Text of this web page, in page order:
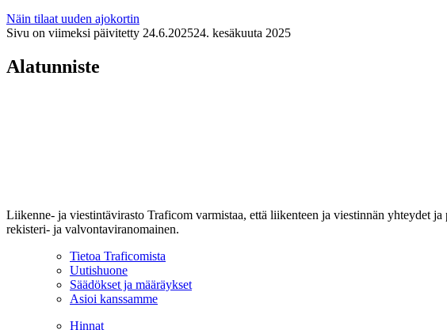
Näin tilaat uuden ajokortin
Sivu on viimeksi päivitetty 24.6.202524. kesäkuuta 2025
Alatunniste
Liikenne- ja viestintävirasto Traficom varmistaa, että liikenteen ja viestinnän yhteydet
rekisteri- ja valvontaviranomainen.
Tietoa Traficomista
Uutishuone
Säädökset ja määräykset
Asioi kanssamme
Hinnat